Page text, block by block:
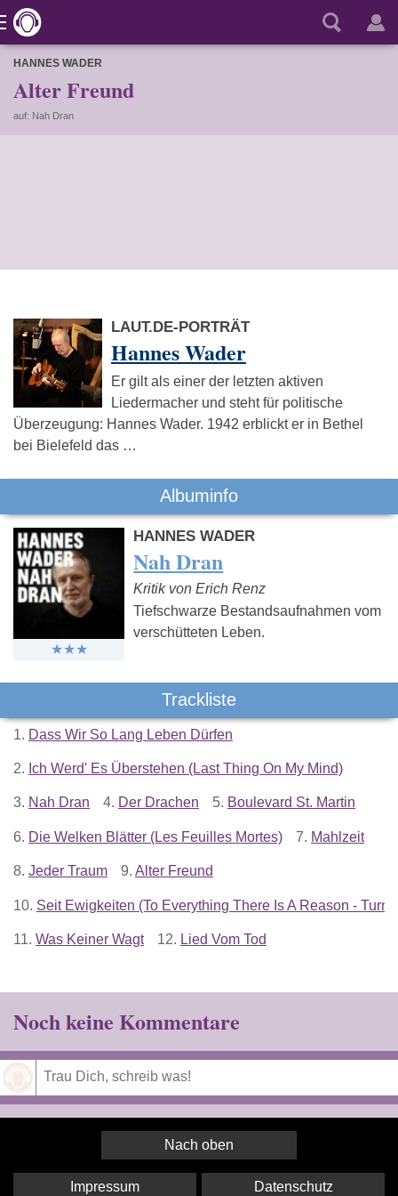
HANNES WADER
Alter Freund
auf: Nah Dran
LAUT.DE-PORTRÄT
Hannes Wader
Er gilt als einer der letzten aktiven
Liedermacher und steht für politische
Überzeugung: Hannes Wader. 1942 erblickt er in Bethel
bei Bielefeld das …
Albuminfo
HANNES WADER
Nah Dran
Kritik von Erich Renz
Tiefschwarze Bestandsaufnahmen vom
verschütteten Leben.
Trackliste
1. Dass Wir So Lang Leben Dürfen
2. Ich Werd' Es Überstehen (Last Thing On My Mind)
3. Nah Dran 4. Der Drachen 5. Boulevard St. Martin
6. Die Welken Blätter (Les Feuilles Mortes) 7. Mahlzeit
8. Jeder Traum 9. Alter Freund
10. Seit Ewigkeiten (To Everything There Is A Reason - Turn,
11. Was Keiner Wagt 12. Lied Vom Tod
Noch keine Kommentare
Nach oben
Impressum Datenschutz